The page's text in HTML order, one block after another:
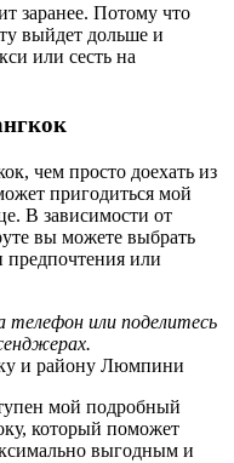
заранее. Потому что
выйдет дольше и
или сесть на
чем просто доехать из
пригодиться мой
В зависимости от
вы можете выбрать
предпочтения или
или поделитесь
мой подробный
который поможет
выгодным и